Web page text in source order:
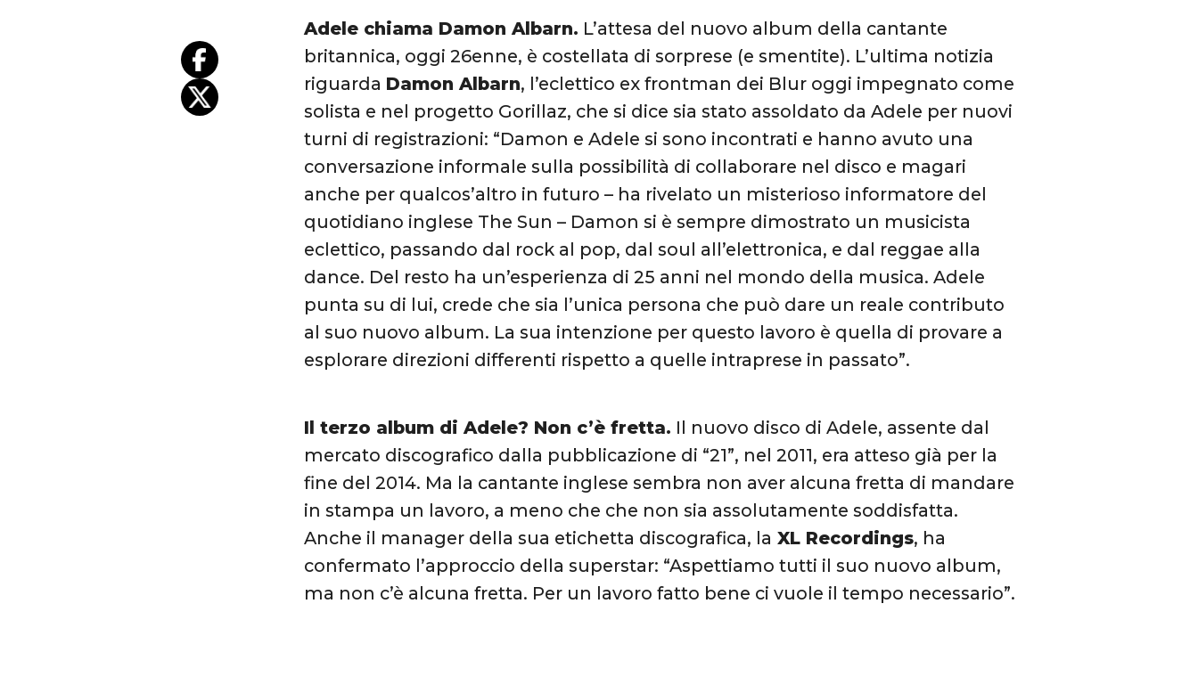
Adele chiama Damon Albarn. L’attesa del nuovo album della cantante
britannica, oggi 26enne, è costellata di sorprese (e smentite). L’ultima notizia
riguarda Damon Albarn, l’eclettico ex frontman dei Blur oggi impegnato come
solista e nel progetto Gorillaz, che si dice sia stato assoldato da Adele per nuovi
turni di registrazioni: “Damon e Adele si sono incontrati e hanno avuto una
conversazione informale sulla possibilità di collaborare nel disco e magari
anche per qualcos’altro in futuro – ha rivelato un misterioso informatore del
quotidiano inglese The Sun – Damon si è sempre dimostrato un musicista
eclettico, passando dal rock al pop, dal soul all’elettronica, e dal reggae alla
dance. Del resto ha un’esperienza di 25 anni nel mondo della musica. Adele
punta su di lui, crede che sia l’unica persona che può dare un reale contributo
al suo nuovo album. La sua intenzione per questo lavoro è quella di provare a
esplorare direzioni differenti rispetto a quelle intraprese in passato”.
Il terzo album di Adele? Non c’è fretta. Il nuovo disco di Adele, assente dal
mercato discografico dalla pubblicazione di “21”, nel 2011, era atteso già per la
fine del 2014. Ma la cantante inglese sembra non aver alcuna fretta di mandare
in stampa un lavoro, a meno che che non sia assolutamente soddisfatta.
Anche il manager della sua etichetta discografica, la XL Recordings, ha
confermato l’approccio della superstar: “Aspettiamo tutti il suo nuovo album,
ma non c’è alcuna fretta. Per un lavoro fatto bene ci vuole il tempo necessario”.